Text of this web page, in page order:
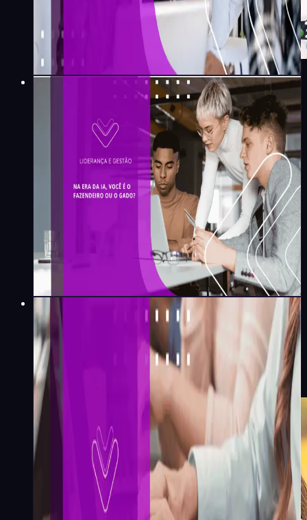
Lilian Giorgi
Na era da IA, você é o
fazendeiro ou o gado?
Paulo Bivar·5min
Liderança e Gestão
O silêncio que a sua
comunicação interna pode
estar criando